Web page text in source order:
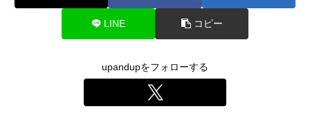
LINE コピー
upandupをフォローする